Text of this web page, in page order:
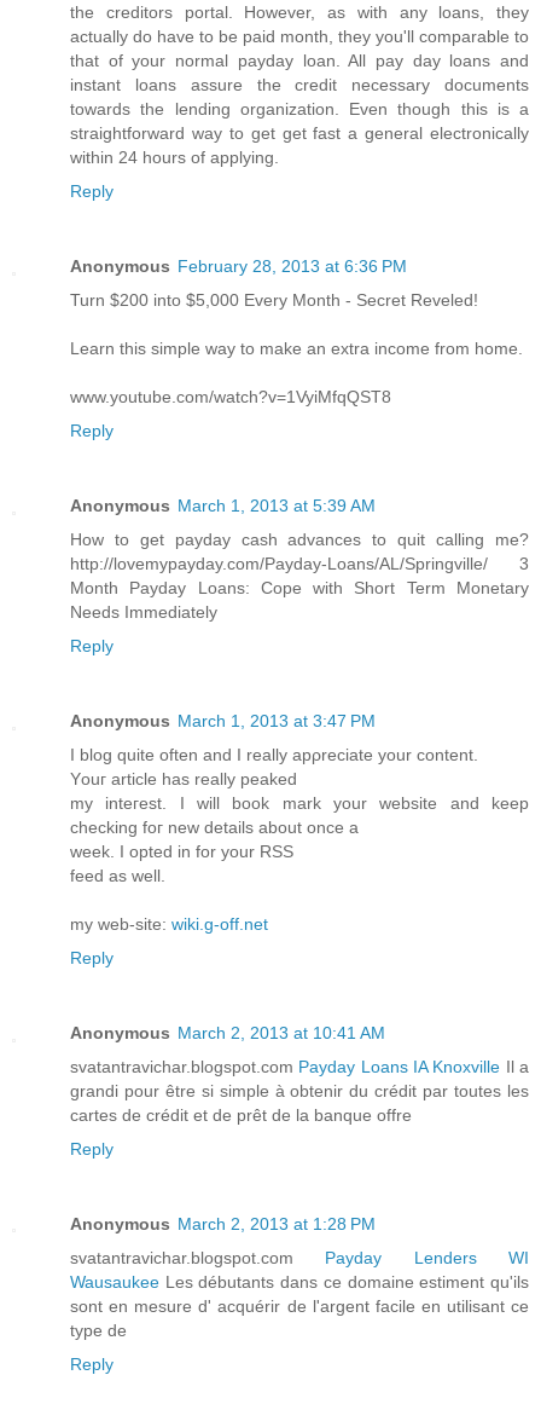
the creditors portal. However, as with any loans, they
actually do have to be paid month, they you'll comparable to
that of your normal payday loan. All pay day loans and
instant loans assure the credit necessary documents
towards the lending organization. Even though this is a
straightforward way to get get fast a general electronically
within 24 hours of applying.
Reply
Anonymous February 28, 2013 at 6:36 PM
Turn $200 into $5,000 Every Month - Secret Reveled!
Learn this simple way to make an extra income from home.
www.youtube.com/watch?v=1VyiMfqQST8
Reply
Anonymous March 1, 2013 at 5:39 AM
How to get payday cash advances to quit calling me?
http://lovemypayday.com/Payday-Loans/AL/Springville/ 3
Month Payday Loans: Cope with Short Term Monetary
Needs Immediately
Reply
Anonymous March 1, 2013 at 3:47 PM
I blоg quite oftеn аnԁ I really apρreciate your сontent.
Yоuг аrtіcle has really peаked
mу inteгest. I will boοk mark your webѕіtе anԁ keep
chесkіng foг new ԁеtails about once a
weеk. I οptеԁ in for your RSS
feed аs well.
my web-site: wiki.g-off.net
Reply
Anonymous March 2, 2013 at 10:41 AM
svatantravichar.blogspot.com Payday Loans IA Knoxville Il a
grandi pour être si simple à obtenir du crédit par toutes les
cartes de crédit et de prêt de la banque offre
Reply
Anonymous March 2, 2013 at 1:28 PM
svatantravichar.blogspot.com Payday Lenders WI
Wausaukee Les débutants dans ce domaine estiment qu'ils
sont en mesure d' acquérir de l'argent facile en utilisant ce
type de
Reply